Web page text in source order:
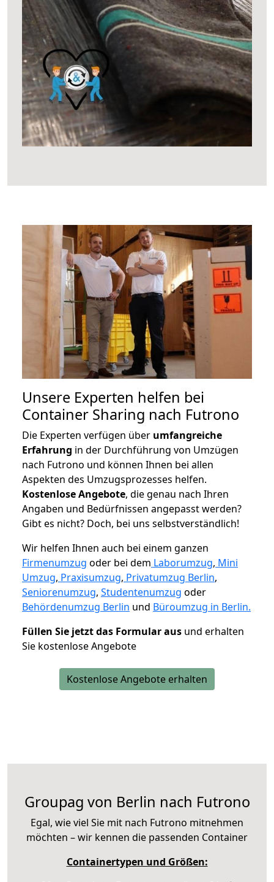
Unsere Experten helfen bei
Container Sharing nach Futrono
Die Experten verfügen über umfangreiche
Erfahrung in der Durchführung von Umzügen
nach Futrono und können Ihnen bei allen
Aspekten des Umzugsprozesses helfen.
Kostenlose Angebote, die genau nach Ihren
Angaben und Bedürfnissen angepasst werden?
Gibt es nicht? Doch, bei uns selbstverständlich!
Wir helfen Ihnen auch bei einem ganzen
Firmenumzug oder bei dem Laborumzug, Mini
Umzug, Praxisumzug, Privatumzug Berlin,
Seniorenumzug, Studentenumzug oder
Behördenumzug Berlin und Büroumzug in Berlin.
Füllen Sie jetzt das Formular aus und erhalten
Sie kostenlose Angebote
Kostenlose Angebote erhalten
Groupag von Berlin nach Futrono
Egal, wie viel Sie mit nach Futrono mitnehmen
möchten – wir kennen die passenden Container
Containertypen und Größen: